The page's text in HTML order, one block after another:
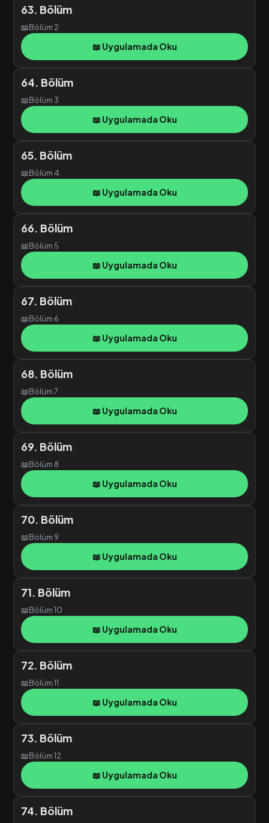
63. Bölüm
📖Bölüm 2
📖 Uygulamada Oku
64. Bölüm
📖Bölüm 3
📖 Uygulamada Oku
65. Bölüm
📖Bölüm 4
📖 Uygulamada Oku
66. Bölüm
📖Bölüm 5
📖 Uygulamada Oku
67. Bölüm
📖Bölüm 6
📖 Uygulamada Oku
68. Bölüm
📖Bölüm 7
📖 Uygulamada Oku
69. Bölüm
📖Bölüm 8
📖 Uygulamada Oku
70. Bölüm
📖Bölüm 9
📖 Uygulamada Oku
71. Bölüm
📖Bölüm 10
📖 Uygulamada Oku
72. Bölüm
📖Bölüm 11
📖 Uygulamada Oku
73. Bölüm
📖Bölüm 12
📖 Uygulamada Oku
74. Bölüm